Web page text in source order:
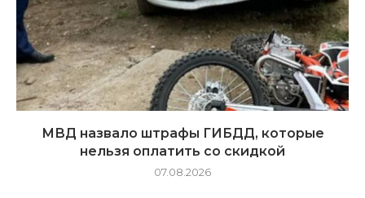
МВД назвало штрафы ГИБДД, которые
нельзя оплатить со скидкой
07.08.2026